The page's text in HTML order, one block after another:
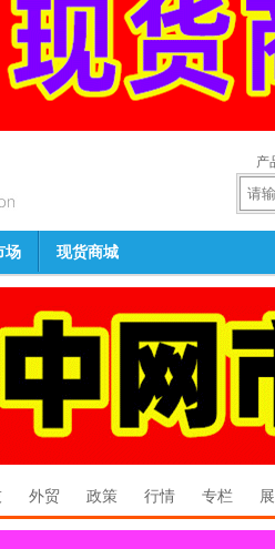
产
场 现货商城
外贸 政策 行情 专栏